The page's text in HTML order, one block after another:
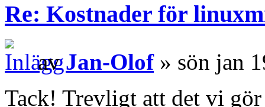
Re: Kostnader för
avJan-Olof» sön jan
Tack! Trevligt att det vi